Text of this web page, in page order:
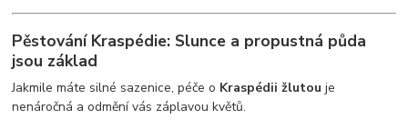
Pěstování Kraspédie: Slunce a propustná půda
jsou základ
Jakmile máte silné sazenice, péče o Kraspédii žlutou je
nenáročná a odmění vás záplavou květů.